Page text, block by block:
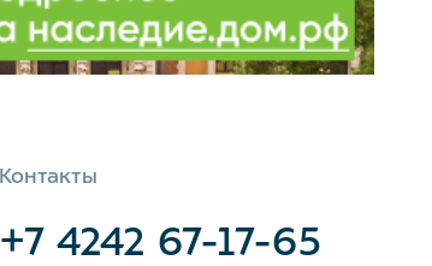
Контакты
+7 4242 67-17-65